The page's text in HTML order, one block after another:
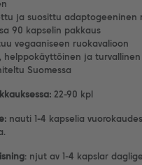
ja suosittu adaptogeeninen
90 kapselin pakkaus
vegaaniseen ruokavalioon
helppokäyttöinen ja
Suomessa
22-90 kpl
nauti 1-4 kapselia
: njut av 1-4 kapslar